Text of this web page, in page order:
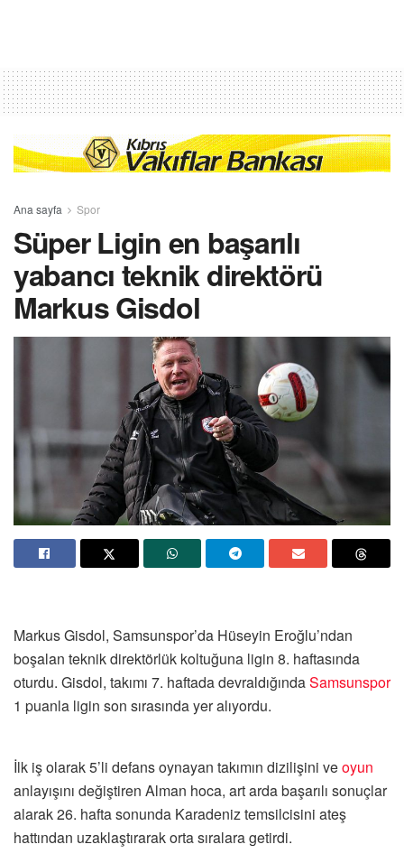
Ana sayfa Spor
Süper Ligin en başarılı
yabancı teknik direktörü
Markus Gisdol
Markus Gisdol, Samsunspor’da Hüseyin Eroğlu’ndan
boşalan teknik direktörlük koltuğuna ligin 8. haftasında
oturdu. Gisdol, takımı 7. haftada devraldığındaSamsunspor
1 puanla ligin son sırasında yer alıyordu.
İlk iş olarak 5’li defans oynayan takımın dizilişini veoyun
anlayışını değiştiren Alman hoca, art arda başarılı sonuçlar
alarak 26. hafta sonunda Karadeniz temsilcisini ateş
hattından uzaklaştırarak orta sıralara getirdi.